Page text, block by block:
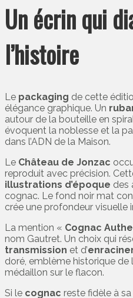
Un écrin qui
l’histoire
Le packaging de cette
élégance graphique. Un
autour de la bouteille en
évoquent la noblesse et la
dans l’ADN de la Maison.
Le Château de Jonzac
reproduit avec précision.
illustrations d’époque des
cognac. Le fond noir mat
crée une profondeur visuelle
La mention « Cognac
nom Gautret. Un choix qui
transmission et d’
doré, emblème historique de
médaillon sur le flacon.
Si le cognac reste fidèle à